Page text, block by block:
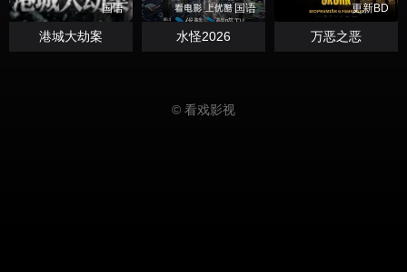
国语
港城大劫案
国语
水怪2026
更新BD
万恶之恶
© 看戏影视